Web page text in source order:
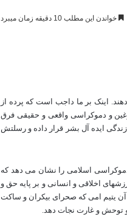
خواندن این مطلب 10 دقیقه زمان میبرد
اینک بر ما داجب است که پرده از
و دموکراسی واقعی و حقیقی فرق
ایده آل بشر قرار داده و رسلتش
اسلامی را نشان می دهد که
اخلاقی و انسانی و بر پایه حق و
آن یتیم امی که صحرای بیکران و ساکت
توحش و غارت نجات دهد.